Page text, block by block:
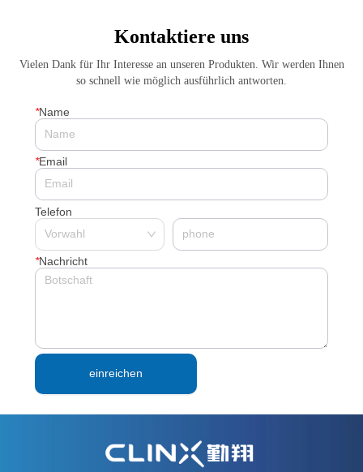
LiteraturzusammenfassungKontaktiere uns
Vielen Dank für Ihr Interesse an unseren Produkten. Wir werden Ihnen
so schnell wie möglich ausführlich antworten.
*Name
*Email
Telefon
*Nachricht
einreichen